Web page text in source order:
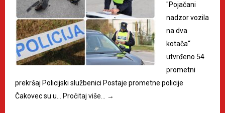
"Pojačani
nadzor vozila
na dva
kotača“
utvrđeno 54
prometni
prekršaj Policijski službenici Postaje prometne policije
Čakovec su u… Pročitaj više… →